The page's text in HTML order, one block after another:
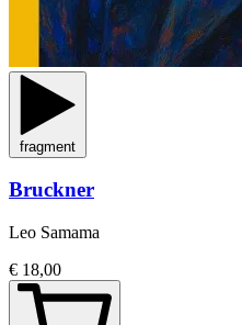
fragment
Bruckner
Leo Samama
€ 18,00